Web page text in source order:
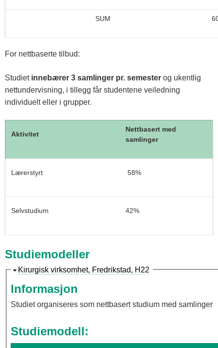
SUM
For nettbaserte tilbud:
Studiet innebærer 3 samlinger pr. semester og ukentlig
nettundervisning, i tillegg får studentene veiledning
individuelt eller i grupper.
Aktivitet
Nettbasert med
samlinger
Lærerstyrt 58%
Selvstudium 42%
Studiemodeller
S
j
u
Kirurgisk virksomhet, Fredrikstad, H22
Informasjon
Studiet organiseres som nettbasert studium med samlinger
Studiemodell: